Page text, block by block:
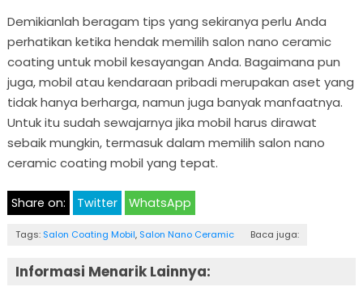
Demikianlah beragam tips yang sekiranya perlu Anda
perhatikan ketika hendak memilih salon nano ceramic
coating untuk mobil kesayangan Anda. Bagaimana pun
juga, mobil atau kendaraan pribadi merupakan aset yang
tidak hanya berharga, namun juga banyak manfaatnya.
Untuk itu sudah sewajarnya jika mobil harus dirawat
sebaik mungkin, termasuk dalam memilih salon nano
ceramic coating mobil yang tepat.
Share on: Twitter WhatsApp
Tags: Salon Coating Mobil, Salon Nano Ceramic Baca juga:
Informasi Menarik Lainnya: